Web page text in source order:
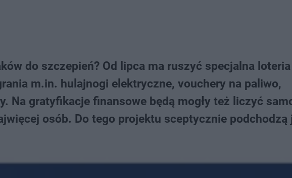
do szczepień? Od lipca ma ruszyć specjalna
m.in. hulajnogi elektryczne, vouchery na paliwo,
Na gratyfikacje finansowe będą mogły też liczyć
osób. Do tego projektu sceptycznie podchodzą